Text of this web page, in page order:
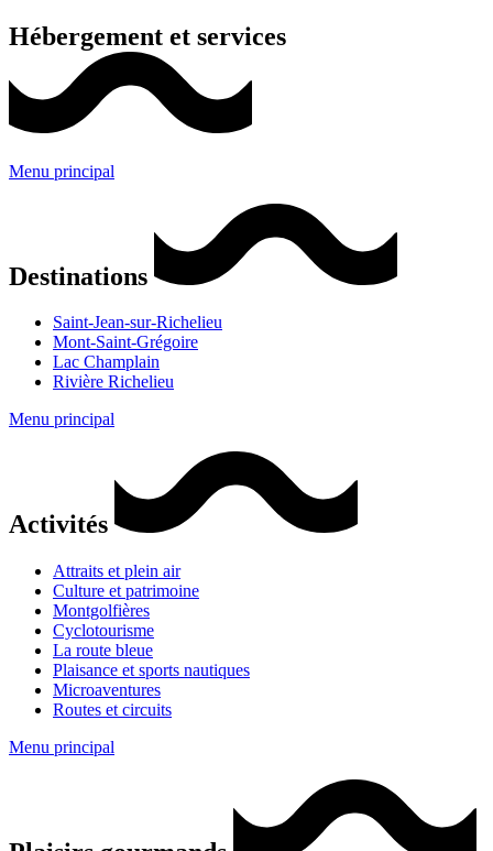
Hébergement et services
Menu principal
Destinations
Saint-Jean-sur-Richelieu
Mont-Saint-Grégoire
Lac Champlain
Rivière Richelieu
Menu principal
Activités
Attraits et plein air
Culture et patrimoine
Montgolfières
Cyclotourisme
La route bleue
Plaisance et sports nautiques
Microaventures
Routes et circuits
Menu principal